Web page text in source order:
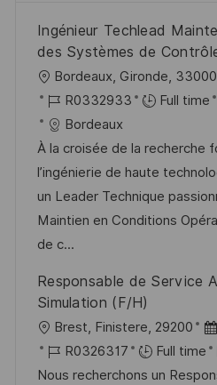
Ingénieur Techlead
des Systèmes de
L
o
c
a
t
i
o
n
Bordeaux, Gironde, 33000
J
o
b
I
d
R0332933 Full time
Bordeaux
À la croisée de la recherche
l’ingénierie de haute
un Leader Technique
Maintien en Conditions
de c...
Responsable de Service
Simulation (F/H)
L
o
c
Brest, Finistere, 29200
P
o
s
J
o
R0326317 Full time
Nous recherchons un